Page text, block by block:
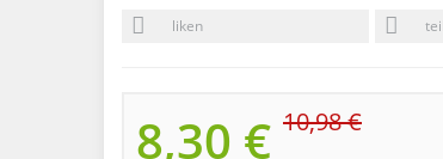
liken
8,30 € 10,98 €